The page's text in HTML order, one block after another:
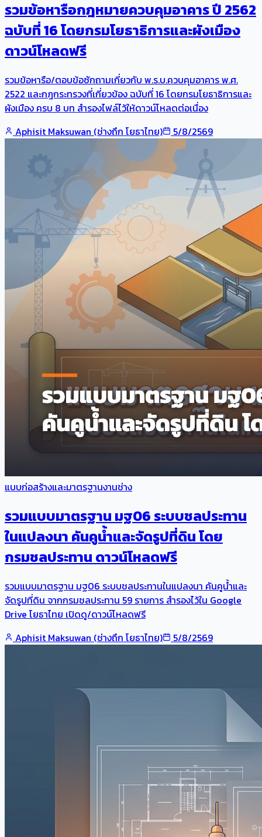
รวมข้อหารือกฎหมายควบคุมอาคาร ปี 2562
ฉบับที่ 16 โดยกรมโยธาธิการและผังเมือง
ดาวน์โหลดฟรี
รวมข้อหารือ/ตอบข้อซักถามเกี่ยวกับ พ.ร.บ.ควบคุมอาคาร พ.ศ.
2522 และกฎกระทรวงที่เกี่ยวข้อง ฉบับที่ 16 โดยกรมโยธาธิการและ
ผังเมือง ครบ 8 บท สำรองไฟล์ไว้ให้ดาวน์โหลดต่อเนื่อง
Aphisit Maksuwan (ช่างถึก โยธาไทย)
5/8/2569
แบบก่อสร้างและมาตรฐานงานช่าง
รวมแบบมาตรฐาน มฐ06 ระบบชลประทาน
ในแปลงนา คันคูน้ำและจัดรูปที่ดิน โดย
กรมชลประทาน ดาวน์โหลดฟรี
รวมแบบมาตรฐาน มฐ06 ระบบชลประทานในแปลงนา คันคูน้ำและ
จัดรูปที่ดิน จากกรมชลประทาน 59 รายการ สำรองไว้ใน Google
Drive โยธาไทย เปิดดู/ดาวน์โหลดฟรี
Aphisit Maksuwan (ช่างถึก โยธาไทย)
5/8/2569